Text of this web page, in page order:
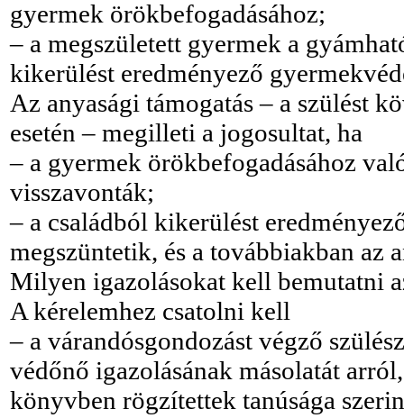
gyermek örökbefogadásához;
– a megszületett gyermek a
kikerülést eredményező
Az anyasági támogatás – a szülést
esetén – megilleti a jogosultat, ha
– a gyermek örökbefogadásához
visszavonták;
– a családból kikerülést
megszüntetik, és a továbbiakban az
Milyen igazolásokat kell bemutatni
A kérelemhez csatolni kell
– a várandósgondozást végző
védőnő igazolásának másolatát
könyvben rögzítettek tanúsága